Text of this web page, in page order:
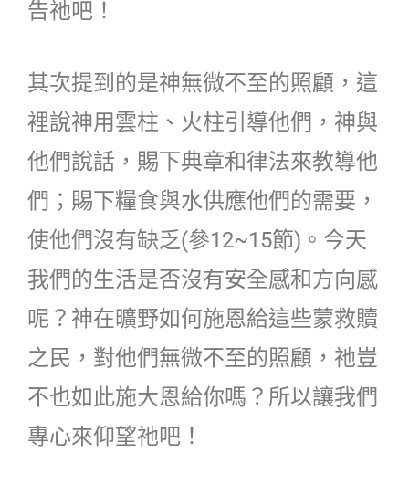
告祂吧！
其次提到的是神無微不至的照顧，這
裡說神用雲柱、火柱引導他們，神與
他們說話，賜下典章和律法來教導他
們；賜下糧食與水供應他們的需要，
使他們沒有缺乏(參12~15節)。今天
我們的生活是否沒有安全感和方向感
呢？神在曠野如何施恩給這些蒙救贖
之民，對他們無微不至的照顧，祂豈
不也如此施大恩給你嗎？所以讓我們
專心來仰望祂吧！